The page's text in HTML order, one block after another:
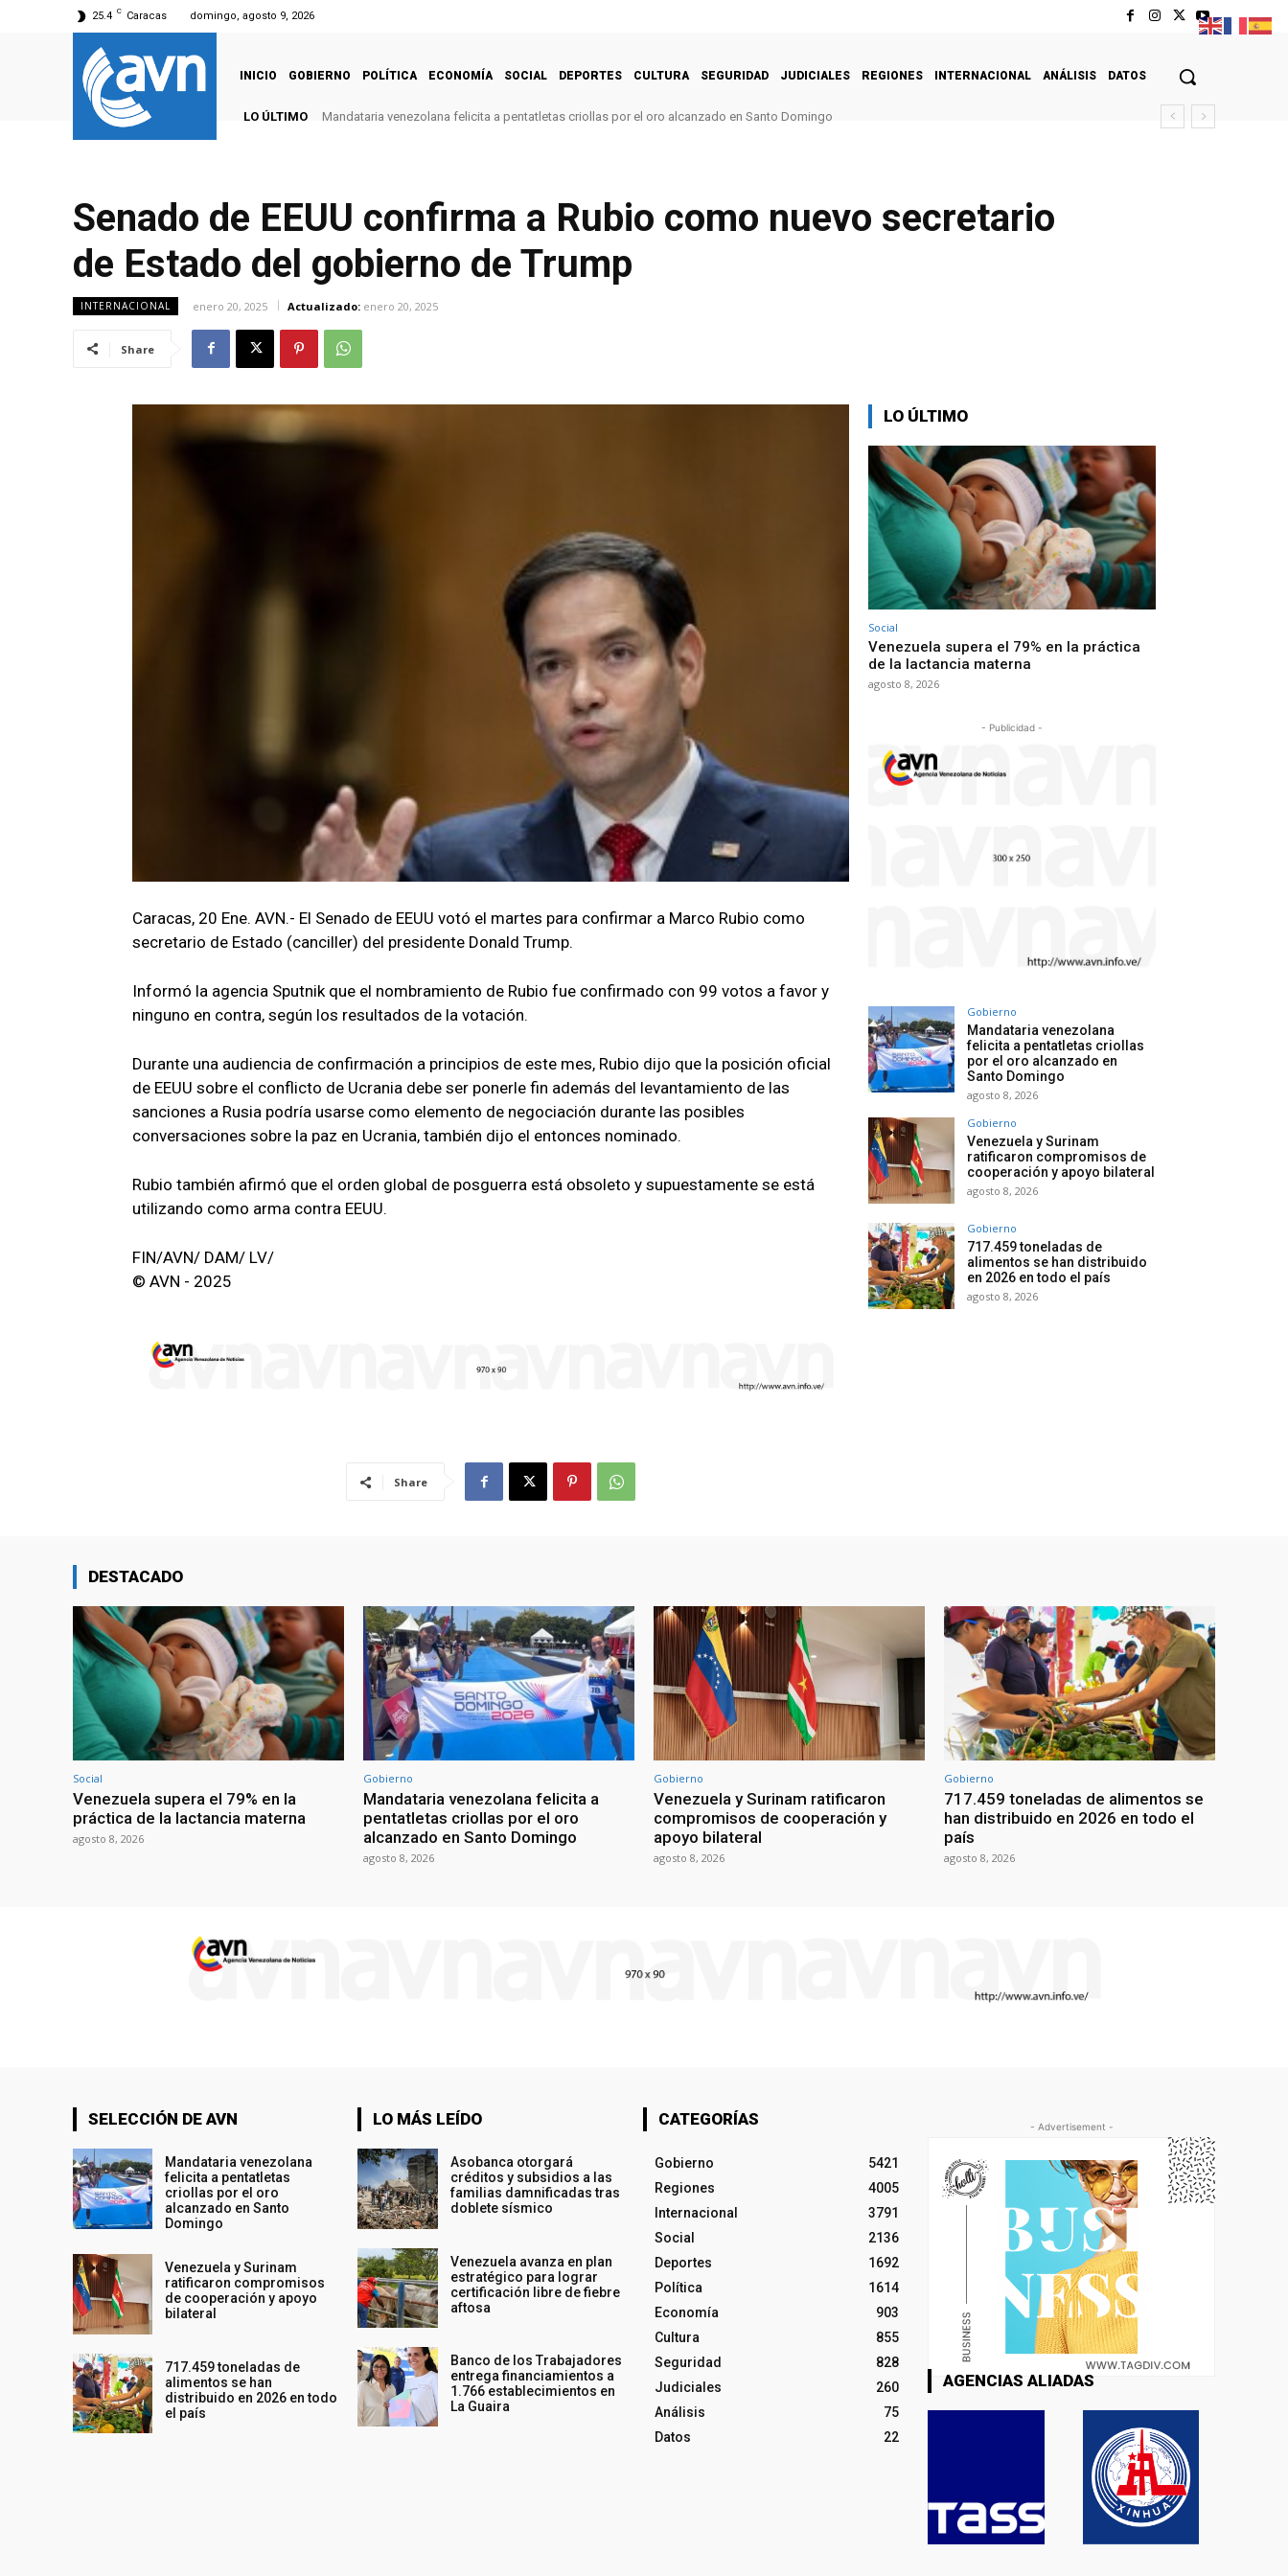
25.4 C Caracas domingo, agosto 9, 2026
INICIO GOBIERNO POLÍTICA ECONOMÍA SOCIAL DEPORTES CULTURA SEGURIDAD JUDICIALES REGIONES INTERNACIONAL ANÁLISIS DATOS
LO ÚLTIMO Mandataria venezolana felicita a pentatletas criollas por el oro alcanzado en Santo Domingo
Senado de EEUU confirma a Rubio como nuevo secretario
de Estado del gobierno de Trump
INTERNACIONAL enero 20, 2025 Actualizado: enero 20, 2025
Share
Caracas, 20 Ene. AVN.- El Senado de EEUU votó el martes para confirmar a Marco Rubio como
secretario de Estado (canciller) del presidente Donald Trump.
Informó la agencia Sputnik que el nombramiento de Rubio fue confirmado con 99 votos a favor y
ninguno en contra, según los resultados de la votación.
Durante una audiencia de confirmación a principios de este mes, Rubio dijo que la posición oficial
de EEUU sobre el conflicto de Ucrania debe ser ponerle fin además del levantamiento de las
sanciones a Rusia podría usarse como elemento de negociación durante las posibles
conversaciones sobre la paz en Ucrania, también dijo el entonces nominado.
Rubio también afirmó que el orden global de posguerra está obsoleto y supuestamente se está
utilizando como arma contra EEUU.
FIN/AVN/ DAM/ LV/
© AVN - 2025
Share
LO ÚLTIMO
Social
Venezuela supera el 79% en la práctica
de la lactancia materna
agosto 8, 2026
- Publicidad -
Gobierno
Mandataria venezolana
felicita a pentatletas criollas
por el oro alcanzado en
Santo Domingo
agosto 8, 2026
Gobierno
Venezuela y Surinam
ratificaron compromisos de
cooperación y apoyo bilateral
agosto 8, 2026
Gobierno
717.459 toneladas de
alimentos se han distribuido
en 2026 en todo el país
agosto 8, 2026
DESTACADO
Social
Venezuela supera el 79% en la
práctica de la lactancia materna
agosto 8, 2026
Gobierno
Mandataria venezolana felicita a
pentatletas criollas por el oro
alcanzado en Santo Domingo
agosto 8, 2026
Gobierno
Venezuela y Surinam ratificaron
compromisos de cooperación y
apoyo bilateral
agosto 8, 2026
Gobierno
717.459 toneladas de alimentos se
han distribuido en 2026 en todo el
país
agosto 8, 2026
SELECCIÓN DE AVN
Mandataria venezolana
felicita a pentatletas
criollas por el oro
alcanzado en Santo
Domingo
Venezuela y Surinam
ratificaron compromisos
de cooperación y apoyo
bilateral
717.459 toneladas de
alimentos se han
distribuido en 2026 en todo
el país
LO MÁS LEÍDO
Asobanca otorgará
créditos y subsidios a las
familias damnificadas tras
doblete sísmico
Venezuela avanza en plan
estratégico para lograr
certificación libre de fiebre
aftosa
Banco de los Trabajadores
entrega financiamientos a
1.766 establecimientos en
La Guaira
CATEGORÍAS
Gobierno
5421
Regiones
4005
Internacional
3791
Social
2136
Deportes
1692
Política
1614
Economía
903
Cultura
855
Seguridad
828
Judiciales
260
Análisis
75
Datos
22
- Advertisement -
AGENCIAS ALIADAS